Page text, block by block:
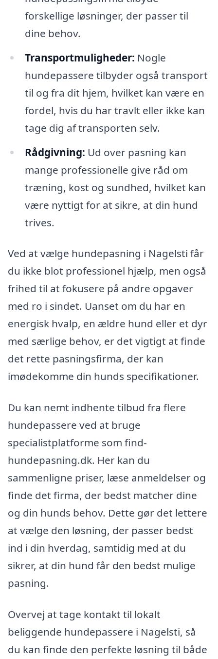
forskellige løsninger, der passer til
dine behov.
Transportmuligheder: Nogle
hundepassere tilbyder også transport
til og fra dit hjem, hvilket kan være en
fordel, hvis du har travlt eller ikke kan
tage dig af transporten selv.
Rådgivning: Ud over pasning kan
mange professionelle give råd om
træning, kost og sundhed, hvilket kan
være nyttigt for at sikre, at din hund
trives.
Ved at vælge hundepasning i Nagelsti får
du ikke blot professionel hjælp, men også
frihed til at fokusere på andre opgaver
med ro i sindet. Uanset om du har en
energisk hvalp, en ældre hund eller et dyr
med særlige behov, er det vigtigt at finde
det rette pasningsfirma, der kan
imødekomme din hunds specifikationer.
Du kan nemt indhente tilbud fra flere
hundepassere ved at bruge
specialistplatforme som find-
hundepasning.dk. Her kan du
sammenligne priser, læse anmeldelser og
finde det firma, der bedst matcher dine
og din hunds behov. Dette gør det lettere
at vælge den løsning, der passer bedst
ind i din hverdag, samtidig med at du
sikrer, at din hund får den bedst mulige
pasning.
Overvej at tage kontakt til lokalt
beliggende hundepassere i Nagelsti, så
du kan finde den perfekte løsning til både